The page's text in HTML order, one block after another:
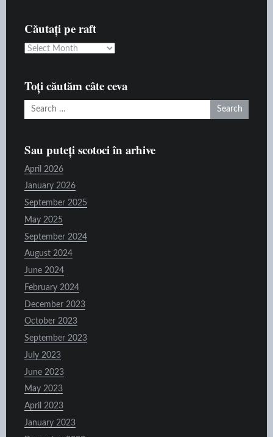
Căutați pe raft
Căutați
Toți căutăm câte ceva
Search
Sau puteți scotoci în arhive
April 2026
January 2026
September 2025
May 2025
September 2024
August 2024
June 2024
February 2024
December 2023
October 2023
September 2023
July 2023
June 2023
May 2023
April 2023
January 2023